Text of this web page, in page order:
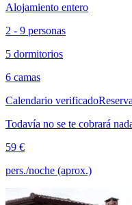
Alojamiento entero
2 - 9 personas
5 dormitorios
6 camas
Calendario verificado
Todavía no se te cobrará
59 €
pers./noche (aprox.)